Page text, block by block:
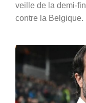
veille de la demi-
contre la Belgique.